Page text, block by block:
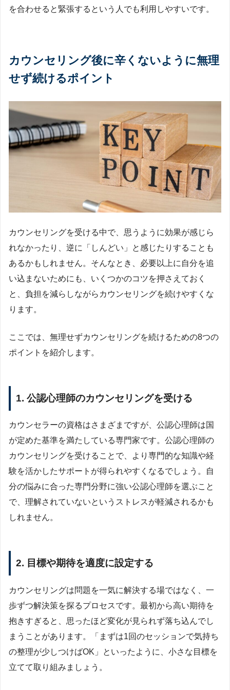
を合わせると緊張するという人でも利用しやすいです。
カウンセリング後に辛くないように無理
せず続けるポイント
カウンセリングを受ける中で、思うように効果が感じら
れなかったり、逆に「しんどい」と感じたりすることも
あるかもしれません。そんなとき、必要以上に自分を追
い込まないためにも、いくつかのコツを押さえておく
と、負担を減らしながらカウンセリングを続けやすくな
ります。
ここでは、無理せずカウンセリングを続けるための8つの
ポイントを紹介します。
1. 公認心理師のカウンセリングを受ける
カウンセラーの資格はさまざまですが、公認心理師は国
が定めた基準を満たしている専門家です。公認心理師の
カウンセリングを受けることで、より専門的な知識や経
験を活かしたサポートが得られやすくなるでしょう。自
分の悩みに合った専門分野に強い公認心理師を選ぶこと
で、理解されていないというストレスが軽減されるかも
しれません。
2. 目標や期待を適度に設定する
カウンセリングは問題を一気に解決する場ではなく、一
歩ずつ解決策を探るプロセスです。最初から高い期待を
抱きすぎると、思ったほど変化が見られず落ち込んでし
まうことがあります。「まずは1回のセッションで気持ち
の整理が少しつけばOK」といったように、小さな目標を
立てて取り組みましょう。